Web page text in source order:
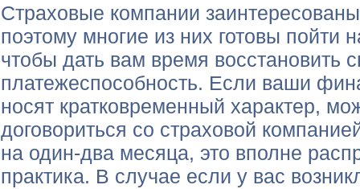
Страховые компании
поэтому многие из них готовы пойти
чтобы дать вам время восстановить
платежеспособность. Если ваши
носят кратковременный характер,
договориться со страховой
на один-два месяца, это вполне
практика. В случае если у вас